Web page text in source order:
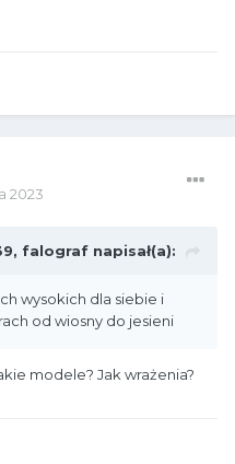
2023
falograf napisał(a):
wysokich dla siebie i
od wiosny do jesieni
modele? Jak wrażenia?